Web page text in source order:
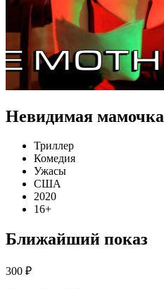
Невидимая мамочка
Триллер
Комедия
Ужасы
США
2020
16+
Ближайший показ
300 ₽